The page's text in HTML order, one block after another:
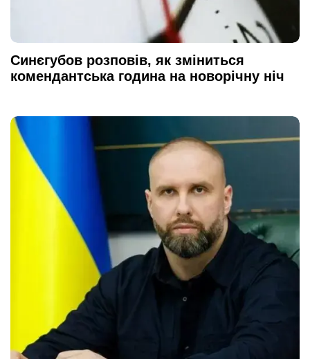
Синєгубов розповів, як зміниться
комендантська година на новорічну ніч